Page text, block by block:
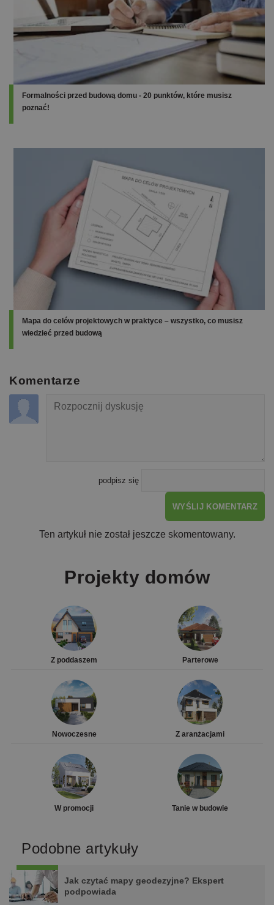
Formalności przed budową domu - 20 punktów, które musisz
poznać!
Mapa do celów projektowych w praktyce – wszystko, co musisz
wiedzieć przed budową
Komentarze
podpisz się
WYŚLIJ KOMENTARZ
Ten artykuł nie został jeszcze skomentowany.
Projekty domów
Z poddaszem Parterowe
Nowoczesne Z aranżacjami
W promocji Tanie w budowie
Podobne artykuły
Jak czytać mapy geodezyjne? Ekspert
podpowiada